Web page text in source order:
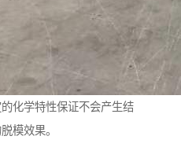
化学特性保证不会产生结
模效果。